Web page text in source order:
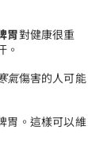
胃對健康很重
。
氣傷害的人可能
胃。這樣可以維